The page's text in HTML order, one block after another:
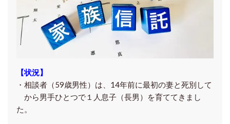
【状況】
・相談者（59歳男性）は、14年前に最初の妻と死別して
から男手ひとつで１人息子（長男）を育ててきまし
た。